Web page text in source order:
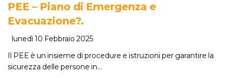
PEE – Piano di Emergenza e
Evacuazione?.
lunedì 10 Febbraio 2025
Il PEE è un insieme di procedure e istruzioni per garantire la
sicurezza delle persone in…